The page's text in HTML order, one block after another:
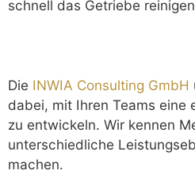
schnell das Getriebe
Die INWIA Consulting GmbH
dabei, mit Ihren Teams eine
zu entwickeln. Wir kennen
unterschiedliche
machen.